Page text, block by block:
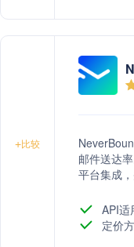
+比较
邮件送达
平台集成
API适
定价